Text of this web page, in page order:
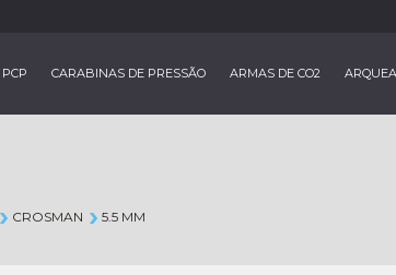
CARABINAS DE PRESSÃO ARMAS DE CO2
CROSMAN 5.5 MM